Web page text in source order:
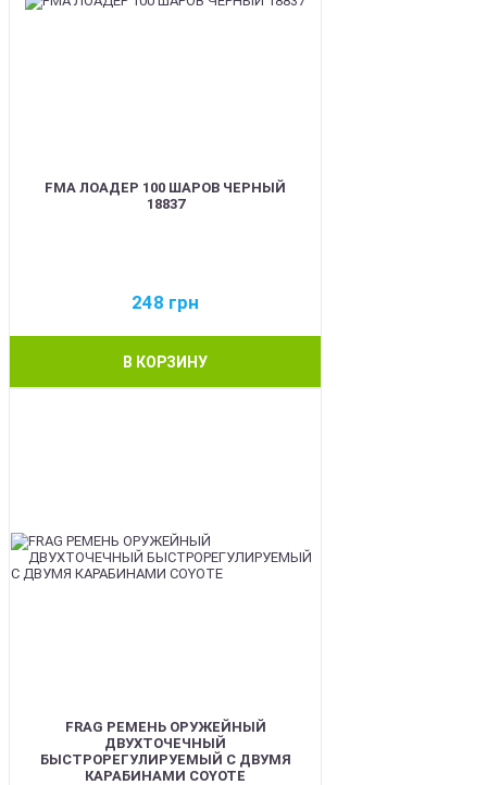
FMA ЛОАДЕР 100 ШАРОВ ЧЕРНЫЙ
18837
248 грн
В КОРЗИНУ
FRAG РЕМЕНЬ ОРУЖЕЙНЫЙ
ДВУХТОЧЕЧНЫЙ
БЫСТРОРЕГУЛИРУЕМЫЙ С ДВУМЯ
КАРАБИНАМИ COYOTE